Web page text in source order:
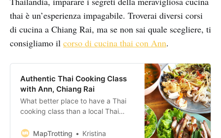
thai è un’esperienza impagabile. Troverai diversi corsi
di cucina a Chiang Rai, ma se non sai quale scegliere, ti
consigliamo il corso di cucina thai con Ann.
Authentic Thai Cooking Class
with Ann, Chiang Rai
What better place to have a Thai
cooking class than a local Thai
around Thailand for nearly a month
MapTrotting Kristina